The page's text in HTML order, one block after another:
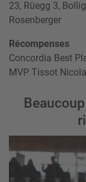
23, Rüegg 3,
Rosenberger
Récompenses
Concordia Best
MVP Tissot